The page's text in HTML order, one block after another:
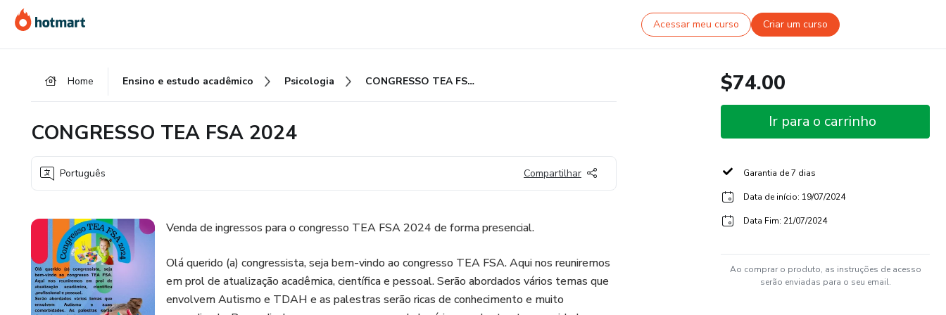
para
o
para
o
para
o
Acessar meu curso Criar um curso
Home Ensino e estudo acadêmico Psicologia CONGRESSO TEA FSA 2024
CONGRESSO TEA FSA 2024
Português Compartilhar
Venda de ingressos para o congresso TEA FSA 2024 de forma presencial.
Olá querido (a) congressista, seja bem-vindo ao congresso TEA FSA. Aqui nos reuniremos
em prol de atualização acadêmica, científica e pessoal. Serão abordados vários temas que
envolvem Autismo e TDAH e as palestras serão ricas de conhecimento e muito
$74.00
Ir para o carrinho
Garantia de 7 dias
Data de início: 19/07/2024
Data Fim: 21/07/2024
Ao comprar o produto, as instruções de acesso
serão enviadas para o seu email.